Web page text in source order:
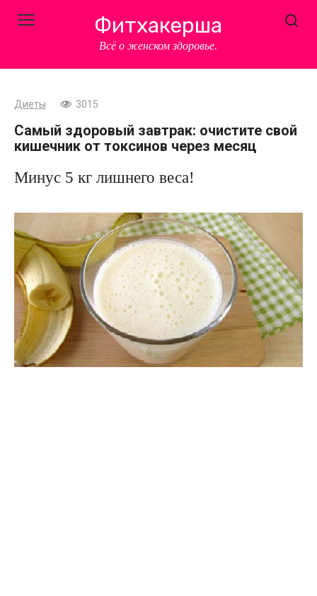
Фитхакерша
Всё о женском здоровье.
Диеты 3015
Самый здоровый завтрак: очистите свой
кишечник от токсинов через месяц
Минус 5 кг лишнего веса!